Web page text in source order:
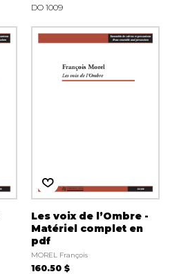
DO 1009
Les voix de l’Ombre -
Matériel complet en
pdf
MOREL François
160.50 $